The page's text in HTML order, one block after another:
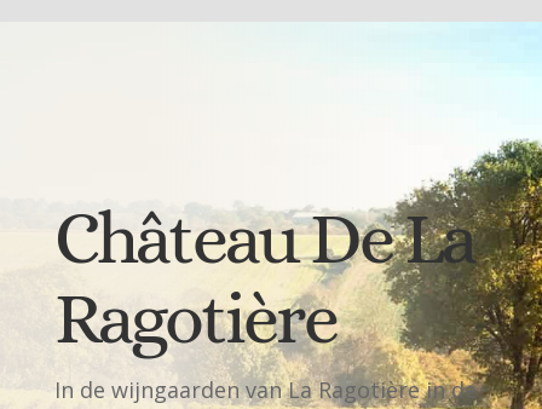
Château De La
Ragotière
In de wijngaarden van La Ragotière in de